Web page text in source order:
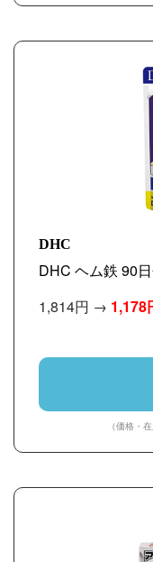
DHC
DHC ヘム鉄 90
1,814円 → 1,178
（価格・